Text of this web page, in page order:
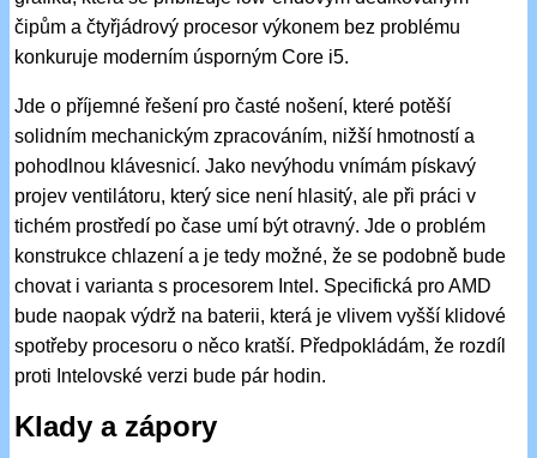
čipům a čtyřjádrový procesor výkonem bez problému
konkuruje moderním úsporným Core i5.
Jde o příjemné řešení pro časté nošení, které potěší
solidním mechanickým zpracováním, nižší hmotností a
pohodlnou klávesnicí. Jako nevýhodu vnímám pískavý
projev ventilátoru, který sice není hlasitý, ale při práci v
tichém prostředí po čase umí být otravný. Jde o problém
konstrukce chlazení a je tedy možné, že se podobně bude
chovat i varianta s procesorem Intel. Specifická pro AMD
bude naopak výdrž na baterii, která je vlivem vyšší klidové
spotřeby procesoru o něco kratší. Předpokládám, že rozdíl
proti Intelovské verzi bude pár hodin.
Klady a zápory